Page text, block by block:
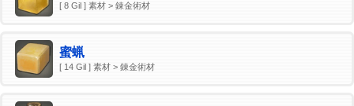
[ 8 Gil ] 素材 > 錬金術材
蜜蝋
[ 14 Gil ] 素材 > 錬金術材